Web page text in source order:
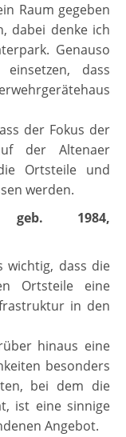
Raum gegeben
dabei denke ich
Genauso
dass
der Fokus der
der Altenaer
Ortsteile und
werden.
1984,
wichtig, dass die
Ortsteile eine
in den
hinaus eine
besonders
bei dem die
ist eine sinnige
Angebot.